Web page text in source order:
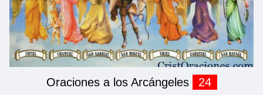
Oraciones a los Arcángeles 24